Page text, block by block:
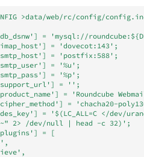
>data/web/rc/config/
= 'mysql://
= 'dovecot:143';
= 'postfix:588';
= '%u';
= '%p';
= '';
= 'Roundcube
= 'chacha20-
= '$(LC_ALL=C </dev/
2> /dev/null | head -c 32)';
= [